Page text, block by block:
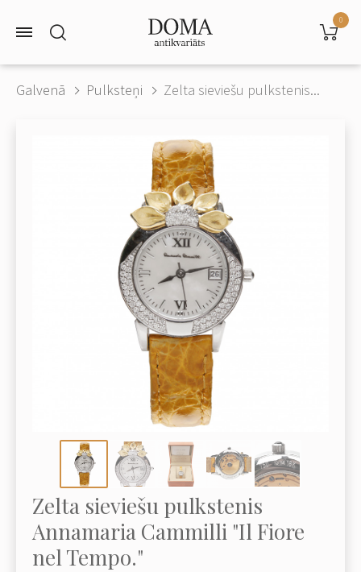
0
Galvenā Pulksteņi Zelta sieviešu pulkstenis...
Zelta sieviešu pulkstenis
Annamaria Cammilli "Il Fiore
nel Tempo."